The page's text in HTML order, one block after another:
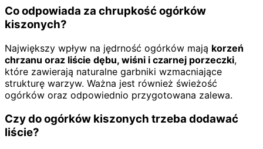
Co odpowiada za chrupkość ogórków
kiszonych?
Największy wpływ na jędrność ogórków mają korzeń
chrzanu oraz liście dębu, wiśni i czarnej porzeczki,
które zawierają naturalne garbniki wzmacniające
strukturę warzyw. Ważna jest również świeżość
ogórków oraz odpowiednio przygotowana zalewa.
Czy do ogórków kiszonych trzeba dodawać
liście?